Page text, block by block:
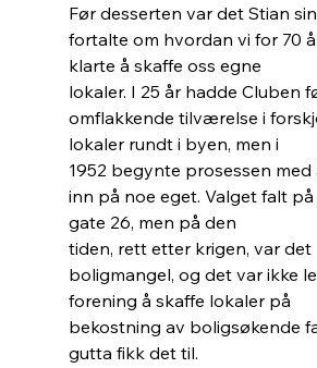
Før desserten var det Stian
fortalte om hvordan vi for 70
klarte å skaffe oss egne
lokaler. I 25 år hadde Cluben
omflakkende tilværelse i
lokaler rundt i byen, men i
1952 begynte prosessen med
inn på noe eget. Valget falt
gate 26, men på den
tiden, rett etter krigen, var det
boligmangel, og det var ikke
forening å skaffe lokaler på
bekostning av boligsøkende
gutta fikk det til.